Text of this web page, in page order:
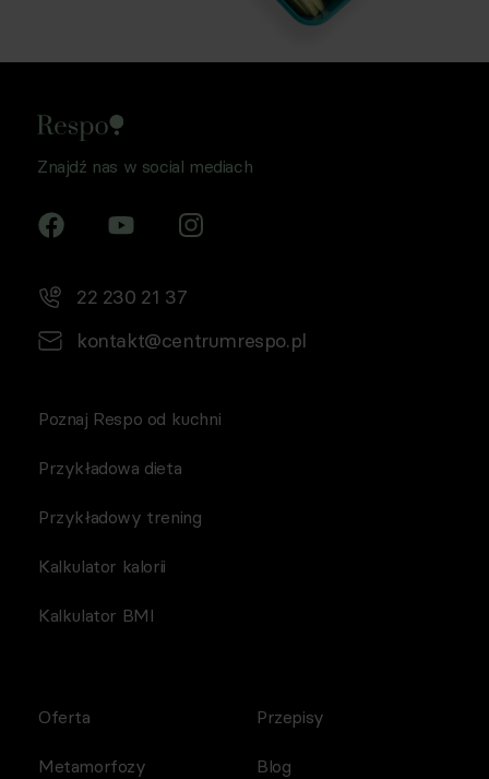
Znajdź nas w social mediach
22 230 21 37
kontakt@centrumrespo.pl
Poznaj Respo od kuchni
Przykładowa dieta
Przykładowy trening
Kalkulator kalorii
Kalkulator BMI
Oferta
Metamorfozy
Przepisy
Blog